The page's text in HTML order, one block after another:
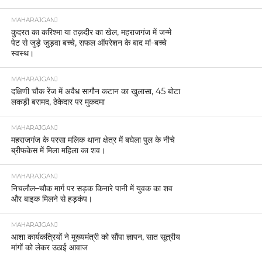
MAHARAJGANJ
कुदरत का करिश्मा या तक़दीर का खेल, महराजगंज में जन्मे
पेट से जुड़े जुड़वा बच्चे, सफल ऑपरेशन के बाद मां-बच्चे
स्वस्थ।
MAHARAJGANJ
दक्षिणी चौक रेंज में अवैध सागौन कटान का खुलासा, 45 बोटा
लकड़ी बरामद, ठेकेदार पर मुकदमा
MAHARAJGANJ
महराजगंज के परसा मलिक थाना क्षेत्र में बघेला पुल के नीचे
ब्रीफकेस में मिला महिला का शव।
MAHARAJGANJ
निचलौल–चौक मार्ग पर सड़क किनारे पानी में युवक का शव
और बाइक मिलने से हड़कंप।
MAHARAJGANJ
आशा कार्यकत्रियों ने मुख्यमंत्री को सौंपा ज्ञापन, सात सूत्रीय
मांगों को लेकर उठाई आवाज